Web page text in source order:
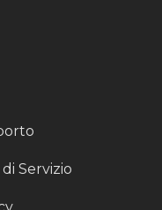
Servizio